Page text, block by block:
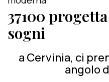
37100
sogni
a Cervinia, ci
angolo